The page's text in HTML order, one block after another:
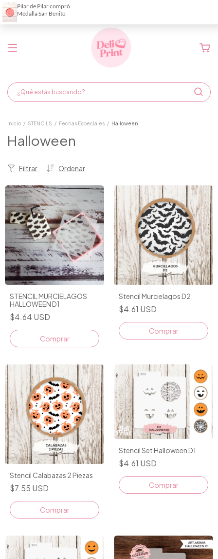
Demora de fabricación hasta 6 días hábiles
Inicio / STENCILS / Fechas Especiales / Halloween
Halloween
Ordenar
Filtrar
STENCIL MURCIELAGOS
HALLOWEEN D1
$4.64 USD
Stencil Murcielagos D2
$4.61 USD
Stencil Calabazas 2 Piezas
$7.55 USD
Stencil Set Halloween D1
$4.61 USD